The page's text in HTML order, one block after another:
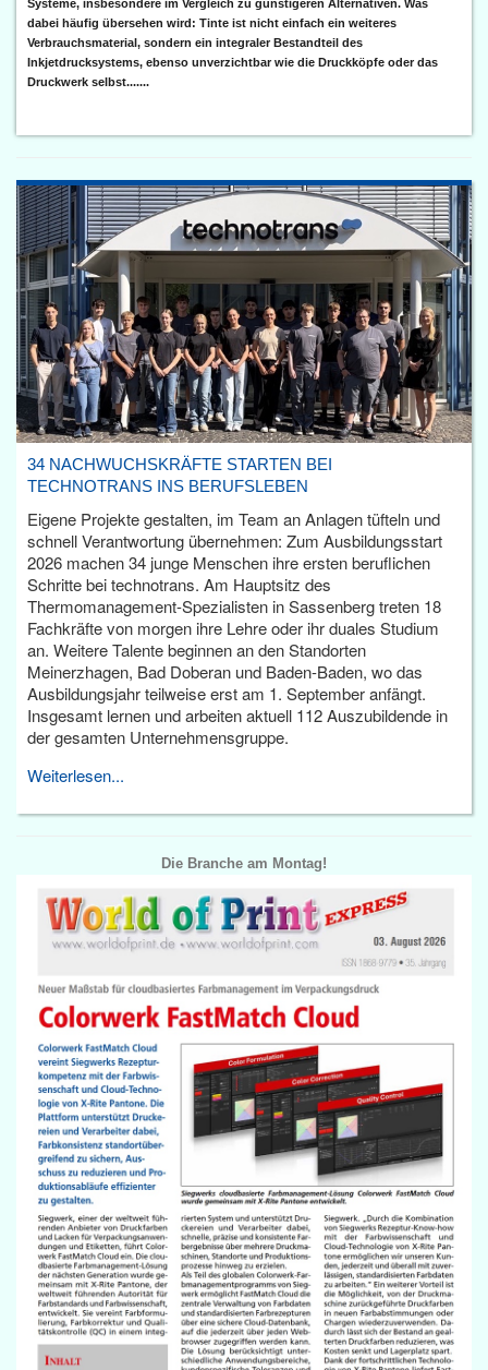
Systeme, insbesondere im Vergleich zu günstigeren Alternativen. Was
dabei häufig übersehen wird: Tinte ist nicht einfach ein weiteres
Verbrauchsmaterial, sondern ein integraler Bestandteil des
Inkjetdrucksystems, ebenso unverzichtbar wie die Druckköpfe oder das
Druckwerk selbst.......
34 NACHWUCHSKRÄFTE STARTEN BEI
TECHNOTRANS INS BERUFSLEBEN
Eigene Projekte gestalten, im Team an Anlagen tüfteln und
schnell Verantwortung übernehmen: Zum Ausbildungsstart
2026 machen 34 junge Menschen ihre ersten beruflichen
Schritte bei technotrans. Am Hauptsitz des
Thermomanagement-Spezialisten in Sassenberg treten 18
Fachkräfte von morgen ihre Lehre oder ihr duales Studium
an. Weitere Talente beginnen an den Standorten
Meinerzhagen, Bad Doberan und Baden-Baden, wo das
Ausbildungsjahr teilweise erst am 1. September anfängt.
Insgesamt lernen und arbeiten aktuell 112 Auszubildende in
der gesamten Unternehmensgruppe.
Weiterlesen...
Die Branche am Montag!